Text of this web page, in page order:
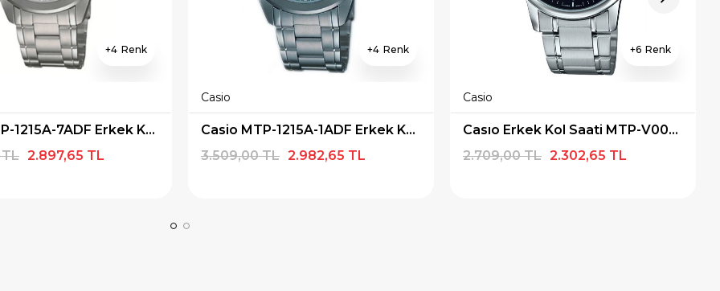
4
Casio MTP-1215A-7ADF Erkek Kol Saati
2.897,65 TL
4
Casio
Casio MTP-1215A-1ADF Erkek Kol Saati
2.982,65 TL
3.509,00 TL
6
Casio
Casıo Erkek Kol Saati MTP-V002D-1BUDF
2.302,65 TL
2.709,00 TL